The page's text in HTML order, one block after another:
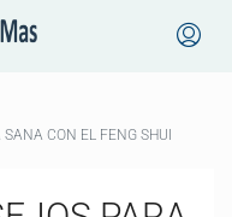
CON EL FENG SHUI